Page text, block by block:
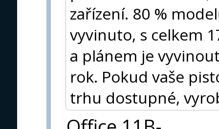
zařízení. 80 %
vyvinuto, s celkem
a plánem je
rok. Pokud vaše
trhu dostupné,